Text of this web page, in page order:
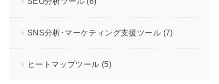
SNS分析･マーケティング支援ツール (7)
ヒートマップツール (5)